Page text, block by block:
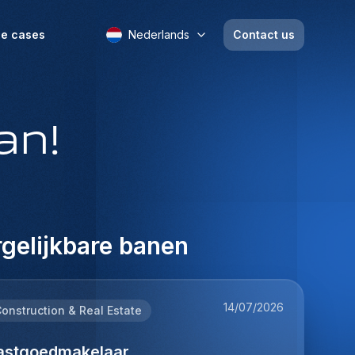
cases Nederlands Contact us
banen
& Real Estate 14/07/2026